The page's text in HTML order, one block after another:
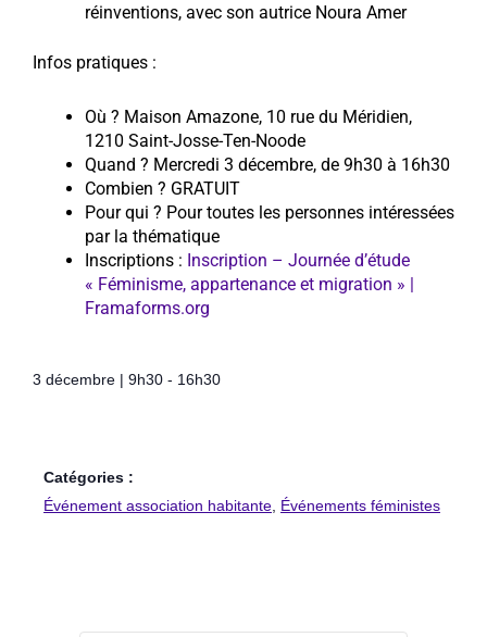
réinventions, avec son autrice Noura Amer
Infos pratiques :
Où ? Maison Amazone, 10 rue du Méridien,
1210 Saint-Josse-Ten-Noode
Quand ? Mercredi 3 décembre, de 9h30 à 16h30
Combien ? GRATUIT
Pour qui ? Pour toutes les personnes intéressées
par la thématique
Inscriptions : Inscription – Journée d’étude
« Féminisme, appartenance et migration » |
Framaforms.org
3 décembre | 9h30 - 16h30
Catégories :
Événement association habitante Événements féministes